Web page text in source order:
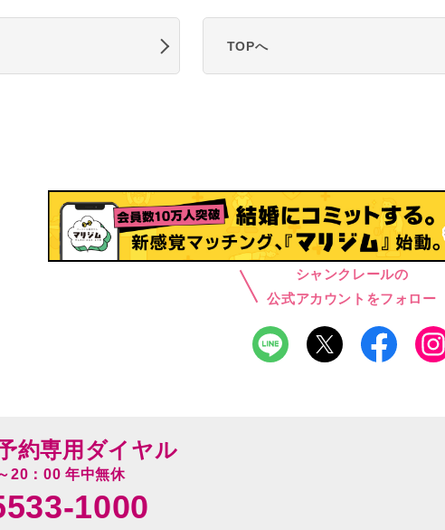
TOPへ
シャンクレールの
公式アカウントをフォロー
約専用ダイヤル
20：00 年中無休
1000